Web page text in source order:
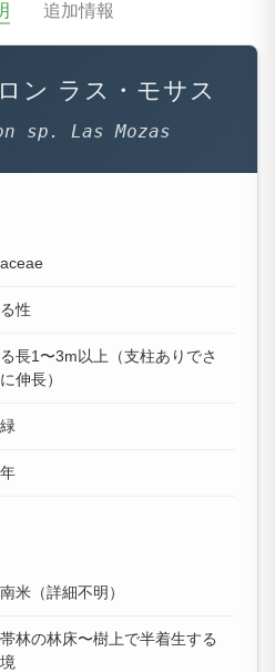
追加情報
ン ラス・モサス
sp. Las Mozas
性
長1〜3m以上（支柱ありでさ
伸長）
米（詳細不明）
林の林床〜樹上で半着生する